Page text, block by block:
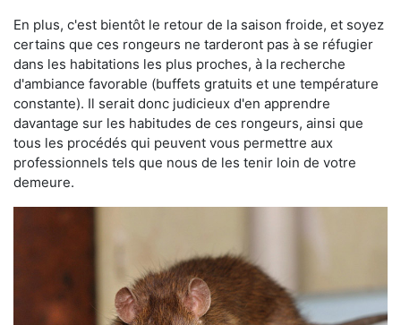
En plus, c'est bientôt le retour de la saison froide, et soyez
certains que ces rongeurs ne tarderont pas à se réfugier
dans les habitations les plus proches, à la recherche
d'ambiance favorable (buffets gratuits et une température
constante). Il serait donc judicieux d'en apprendre
davantage sur les habitudes de ces rongeurs, ainsi que
tous les procédés qui peuvent vous permettre aux
professionnels tels que nous de les tenir loin de votre
demeure.